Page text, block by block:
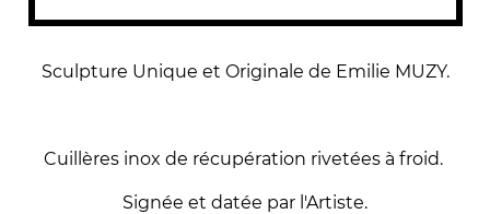
Sculpture Unique et Originale de Emilie MUZY.
Cuillères inox de récupération rivetées à froid.
Signée et datée par l'Artiste.